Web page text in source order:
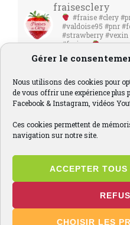
Gérer le
Nous utilisons des cookies pour
de vous offrir une expérience plus
Facebook & Instagram, vidéos
Ces cookies permettent de
navigation sur notre site.
ACCEPTER
CHOISIR LES
fraisesclery
#fraise #clery
#valdoise95 #pnr
#strawberry #vexin
#fraises